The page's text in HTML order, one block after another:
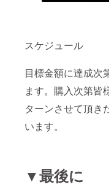
スケジュール
目標金額に達成次
ます。購入次第皆
ターンさせて頂き
います。
▼最後に